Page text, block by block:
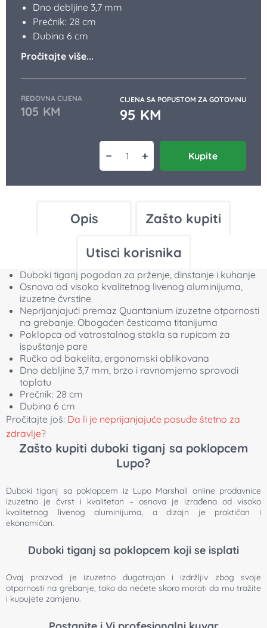
REDOVNA CIJENA
105 KM
CIJENA SA POPUSTOM ZA GOTOVINU
95 KM
Dno debljine 3,7 mm
Prečnik: 28 cm
Dubina 6 cm
Pročitajte više...
−
Duboki tiganj sa poklopcem Lupo
+ Kupite
Opis Zašto kupiti
Utisci korisnika
Duboki tiganj pogodan za prženje, dinstanje i kuhanje
Osnova od visoko kvalitetnog livenog aluminijuma,
izuzetne čvrstine
Neprijanjajući premaz Quantanium izuzetne otpornosti
na grebanje. Obogaćen česticama titanijuma
Poklopca od vatrostalnog stakla sa rupicom za
ispuštanje pare
Ručka od bakelita, ergonomski oblikovana
Dno debljine 3,7 mm, brzo i ravnomjerno sprovodi
toplotu
Prečnik: 28 cm
Dubina 6 cm
Pročitajte još: Da li je neprijanjajuće posuđe štetno za
zdravlje?
Zašto kupiti duboki tiganj sa poklopcem
Lupo?
Duboki tiganj sa poklopcem iz Lupo Marshall online prodavnice
izuzetno je čvrst i kvalitetan – osnova je izrađena od visoko
kvalitetnog livenog aluminijuma, a dizajn je praktičan i
ekonomičan.
Duboki tiganj sa poklopcem koji se isplati
Ovaj proizvod je izuzetno dugotrajan i izdržljiv zbog svoje
otpornosti na grebanje, tako da nećete skoro morati da mu tražite
i kupujete zamjenu.